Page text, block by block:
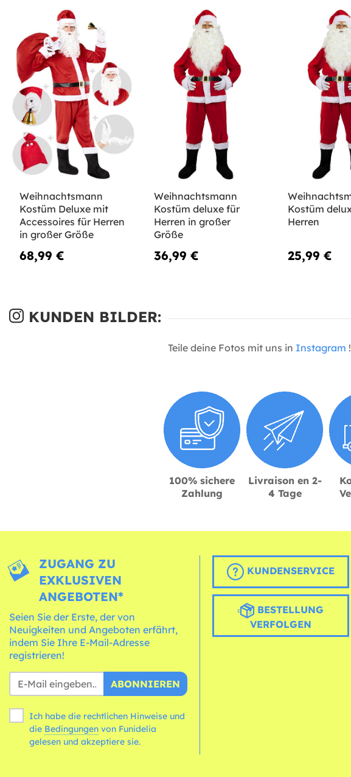
Weihnachtsmann
Kostüm Deluxe mit
Accessoires für Herren
in großer Größe
68,99 €
Weihnachtsmann
Kostüm deluxe für
Herren in großer
Größe
36,99 €
Kostüm
Herren
25,99 €
KUNDEN BILDER:
Teile deine Fotos mit uns in Instagram
100% sichere
Zahlung
Livraison en 2-
4 Tage
ZUGANG ZU
EXKLUSIVEN
ANGEBOTEN*
Seien Sie der Erste, der von
Neuigkeiten und Angeboten erfährt,
indem Sie Ihre E-Mail-Adresse
registrieren!
ABONNIEREN
Ich habe die rechtlichen Hinweise und
die Bedingungen
gelesen und akzeptiere sie.
KUNDENSERVICE
BESTELLUNG
VERFOLGEN